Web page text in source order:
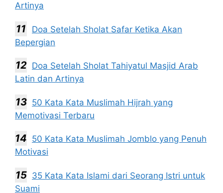
Artinya
Doa Setelah Sholat Safar Ketika Akan
Bepergian
Doa Setelah Sholat Tahiyatul Masjid Arab
Latin dan Artinya
50 Kata Kata Muslimah Hijrah yang
Memotivasi Terbaru
50 Kata Kata Muslimah Jomblo yang Penuh
Motivasi
35 Kata Kata Islami dari Seorang Istri untuk
Suami